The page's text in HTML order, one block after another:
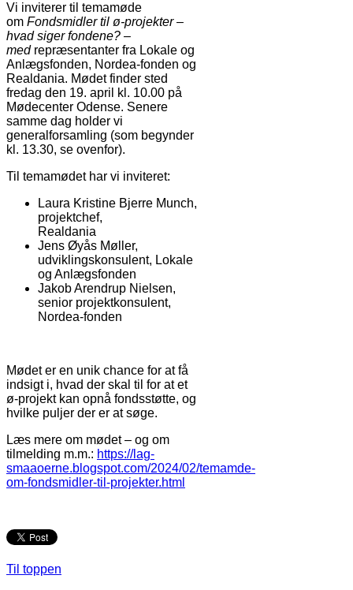
Vi inviterer til temamøde
om Fondsmidler til ø-projekter –
hvad siger fondene? –
med repræsentanter fra Lokale og
Anlægsfonden, Nordea-fonden og
Realdania. Mødet finder sted
fredag den 19. april kl. 10.00 på
Mødecenter Odense. Senere
samme dag holder vi
generalforsamling (som begynder
kl. 13.30, se ovenfor).
Til temamødet har vi inviteret:
Laura Kristine Bjerre Munch,
projektchef,
Realdania
Jens Øyås Møller,
udviklingskonsulent, Lokale
og Anlægsfonden
Jakob Arendrup Nielsen,
senior projektkonsulent,
Nordea-fonden
Mødet er en unik chance for at få
indsigt i, hvad der skal til for at et
ø-projekt kan opnå fondsstøtte, og
hvilke puljer der er at søge.
Læs mere om mødet – og om
tilmelding m.m.: https://lag-
smaaoerne.blogspot.com/2024/02/temamde-
om-fondsmidler-til-projekter.html
Til toppen